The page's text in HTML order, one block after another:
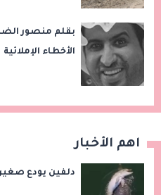
بقلم منصور
الأخطاء الإملائية
اهم الأخبار
دلفين يودع